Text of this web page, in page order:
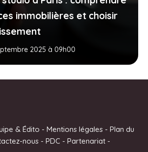
immobilières et choisir
2025 à 09h00
& Édito - Mentions légales- Plan du
nous - PDC - Partenariat -